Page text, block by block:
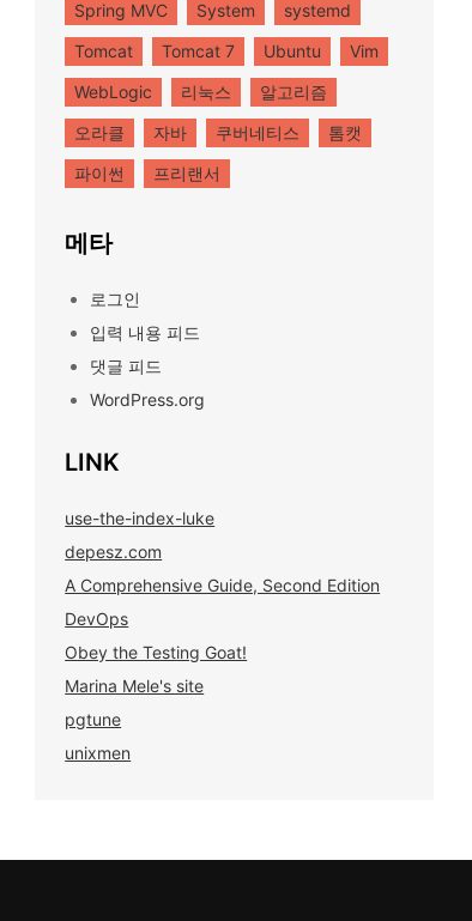
Spring MVC
System
systemd
Tomcat
Tomcat 7 Ubuntu
Vim
WebLogic
리눅스
알고리즘
오라클
자바 쿠버네티스
톰캣
파이썬
프리랜서
메타
로그인
입력 내용 피드
댓글 피드
WordPress.org
LINK
use-the-index-luke
depesz.com
A Comprehensive Guide, Second Edition
DevOps
Obey the Testing Goat!
Marina Mele's site
pgtune
unixmen